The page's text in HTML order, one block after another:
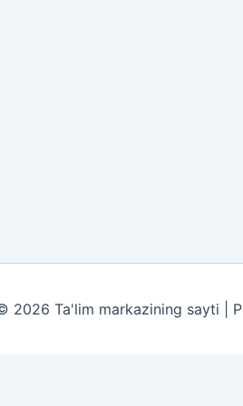
2026 Ta'lim markazining sayti |